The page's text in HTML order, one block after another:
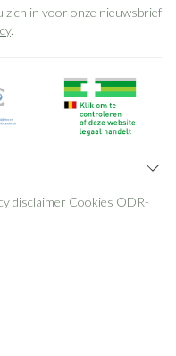
in voor onze nieuwsbrief
.
disclaimer Cookies ODR-